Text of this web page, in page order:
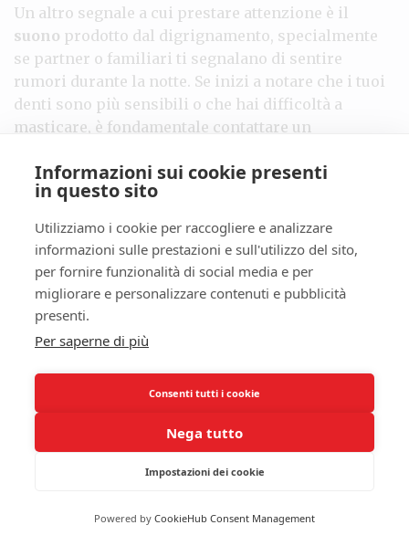
Un altro segnale a cui prestare attenzione è il
suono prodotto dal digrignamento, specialmente
se partner o familiari ti segnalano di sentire
rumori durante la notte. Se inizi a notare che i tuoi
denti sono più sensibili o che hai difficoltà a
masticare, è fondamentale contattare un
Riconoscere i sintomi è il primo passo per
affrontare il bruxismo e proteggere la qualità del
Criteri diagnostici per il bruxismo
La diagnosi del bruxismo può essere complessa,
poiché richiede una valutazione attenta di sintomi
clinici e comportamentali. Il tuo dentista avrà
approfondito della tua bocca e dei tuoi denti.
Potrebbe annotare i segni di usura sui denti e
osservare la tua mascella per identificare eventuali
segni di stress o tensione. Lastoria medicae il
colloquio con il paziente sono essenziali, poiché
identificare i sintomi che possono non essere
Informazioni sui cookie presenti
in questo sito
Utilizziamo i cookie per raccogliere e analizzare
informazioni sulle prestazioni e sull'utilizzo del sito,
per fornire funzionalità di social media e per
migliorare e personalizzare contenuti e pubblicità
presenti.
Per saperne di più
Consenti tutti i cookie
Nega tutto
Impostazioni dei cookie
Powered by CookieHub Consent Management